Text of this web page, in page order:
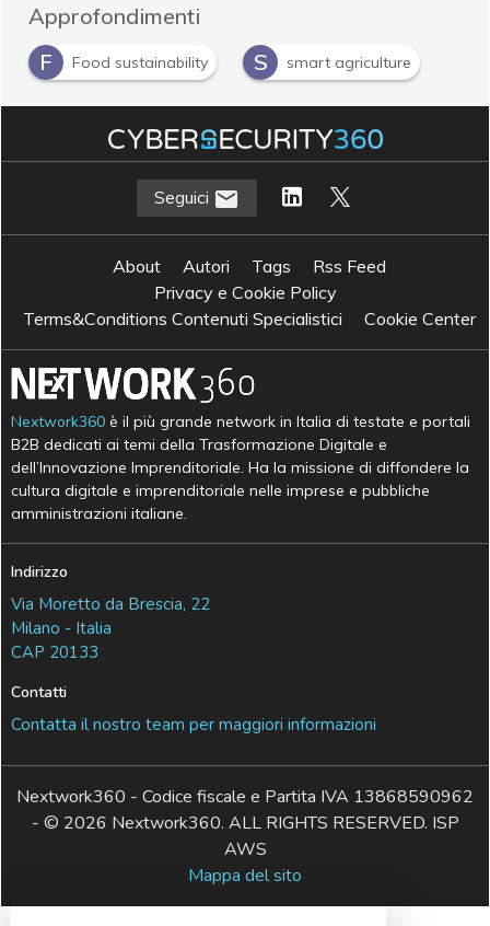
Approfondimenti
F
Food sustainability S smart agriculture
S smart agrifood
Seguici
About Autori Tags
Rss Feed
Privacy e Cookie Policy
Terms&Conditions Contenuti Specialistici
Cookie Center
Nextwork360 è il più grande network in Italia di testate e portali
B2B dedicati ai temi della Trasformazione Digitale e
dell’Innovazione Imprenditoriale. Ha la missione di diffondere la
cultura digitale e imprenditoriale nelle imprese e pubbliche
amministrazioni italiane.
Indirizzo
Via Moretto da Brescia, 22
Milano - Italia
CAP 20133
Contatti
Contatta il nostro team per maggiori informazioni
Nextwork360 - Codice fiscale e Partita IVA 13868590962
- © 2026 Nextwork360. ALL RIGHTS RESERVED. ISP
AWS
Mappa del sito